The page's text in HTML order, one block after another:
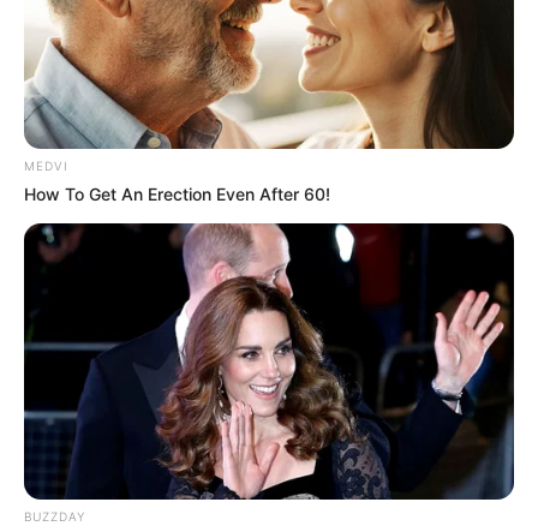
MEDVI
How To Get An Erection Even After 60!
BUZZDAY